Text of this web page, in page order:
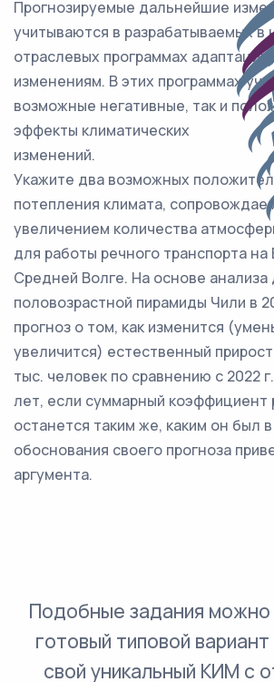
Прогнозируемые дальнейшие
учитываются в разрабатываемых в
отраслевых программах
изменениям. В этих программах
возможные негативные, так и
эффекты климатических
изменений.
Укажите два возможных
потепления климата,
увеличением количества
для работы речного транспорта на
Средней Волге. На основе анализа
половозрастной пирамиды Чили в
прогноз о том, как изменится
увеличится) естественный
тыс. человек по сравнению с 2022
лет, если суммарный коэффициент
останется таким же, каким он был
обоснования своего прогноза
аргумента.
Подобные задания можно
готовый типовой вариант
свой уникальный КИМ с